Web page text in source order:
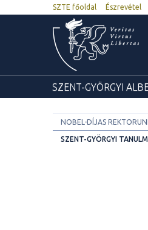
SZTE főoldal Észrevétel
SZENT-GYÖRGYI
NOBEL-DÍJAS
SZENT-GYÖRGYI